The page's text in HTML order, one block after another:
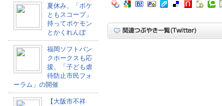
夏休み、「ポケ
ともスコープ」
持ってポケモン
とかくれんぼ
福岡ソフトバン
クホークスも応
援、「子ども虐
待防止市民フォ
ーラム」の開催
【大阪市不祥